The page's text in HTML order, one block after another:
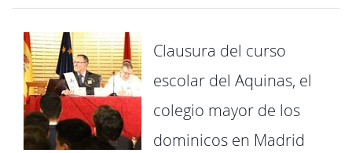
Clausura del curso
escolar del Aquinas, el
colegio mayor de los
dominicos en Madrid